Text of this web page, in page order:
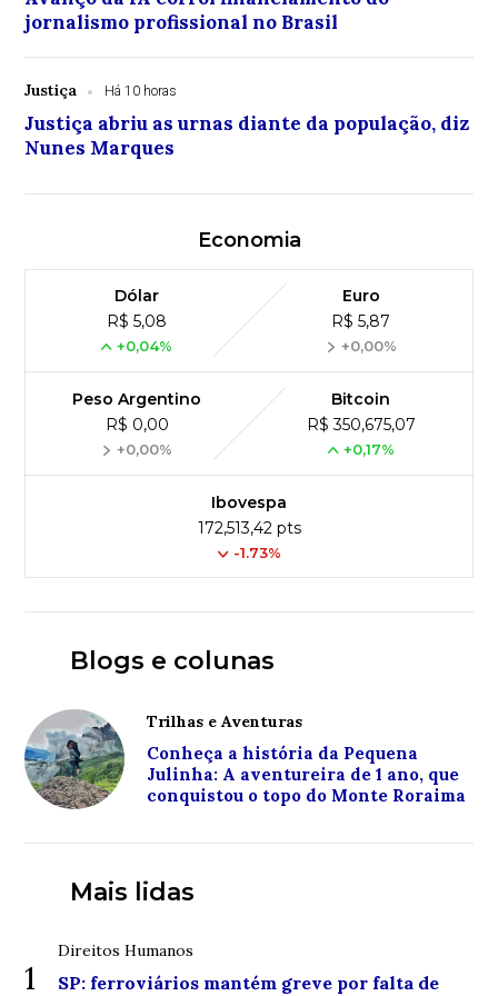
jornalismo profissional no Brasil
Justiça Há 10 horas
Justiça abriu as urnas diante da população, diz
Nunes Marques
Economia
Dólar
R$ 5,08
+0,04%
Euro
R$ 5,87
+0,00%
Peso Argentino
R$ 0,00
+0,00%
Bitcoin
R$ 350,675,07
+0,17%
Ibovespa
172,513,42 pts
-1.73%
Blogs e colunas
Trilhas e Aventuras
Conheça a história da Pequena
Julinha: A aventureira de 1 ano, que
conquistou o topo do Monte Roraima
Mais lidas
1
Direitos Humanos
SP: ferroviários mantém greve por falta de